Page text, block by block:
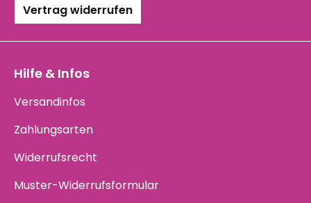
Vertrag widerrufen
Hilfe & Infos
Versandinfos
Zahlungsarten
Widerrufsrecht
Muster-Widerrufsformular